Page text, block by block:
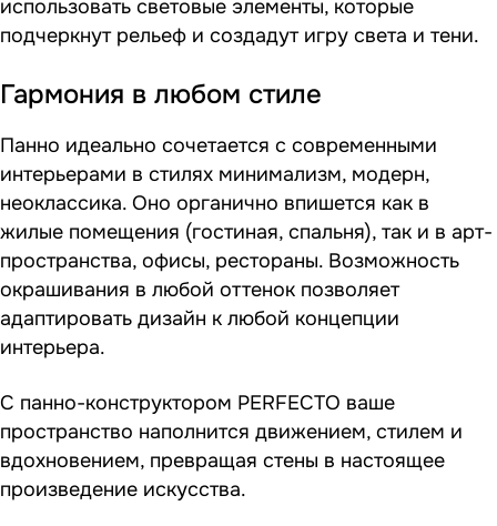
использовать световые элементы, которые
подчеркнут рельеф и создадут игру света и тени.
Гармония в любом стиле
Панно идеально сочетается с современными
интерьерами в стилях минимализм, модерн,
неоклассика. Оно органично впишется как в
жилые помещения (гостиная, спальня), так и в арт-
пространства, офисы, рестораны. Возможность
окрашивания в любой оттенок позволяет
адаптировать дизайн к любой концепции
интерьера.
С панно-конструктором PERFECTO ваше
пространство наполнится движением, стилем и
вдохновением, превращая стены в настоящее
произведение искусства.